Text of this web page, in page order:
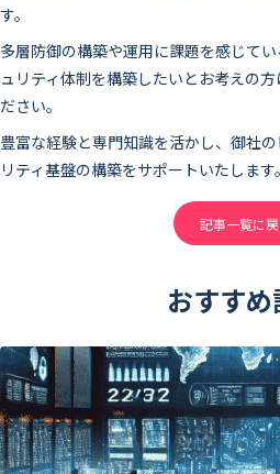
す。
多層防御の構築や運用に課題を感じて
ュリティ体制を構築したいとお考えの
ださい。
豊富な経験と専門知識を活かし、御社
リティ基盤の構築をサポートいたします。
記事一覧に戻
おすす